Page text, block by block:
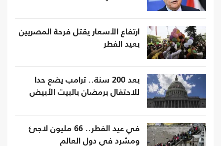
ارتفاع الأسعار يقتل فرحة المصريين
بعيد الفطر
بعد 200 سنة.. ترامب يضع حدا
للاحتفال برمضان بالبيت الأبيض
في عيد الفطر.. 66 مليون لاجئ
ومشرد في دول العالم